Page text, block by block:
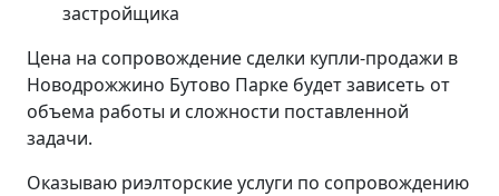
застройщика
Цена на сопровождение сделки купли-продажи в
Новодрожжино Бутово Парке будет зависеть от
объема работы и сложности поставленной
задачи.
Оказываю риэлторские услуги по сопровождению